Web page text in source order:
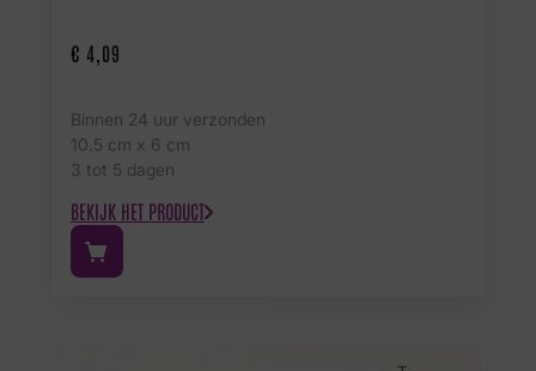
€ 4,09
Binnen 24 uur verzonden
10.5 cm x 6 cm
3 tot 5 dagen
BEKIJK HET PRODUCT